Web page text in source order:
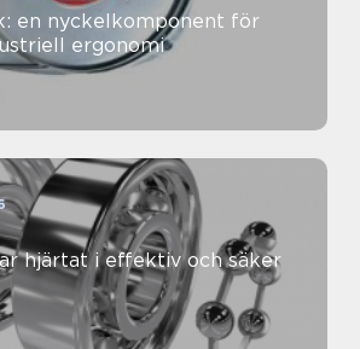
en nyckelkomponent för
ergonomi
säker